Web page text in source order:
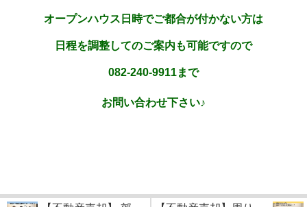
オープンハウス日時でご都合が付かない方は
日程を調整してのご案内も可能ですので
082-240-9911まで
お問い合わせ下さい♪